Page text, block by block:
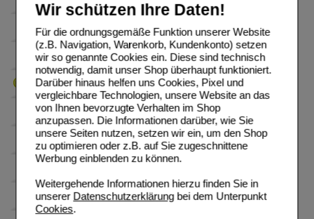
Wir schützen Ihre Daten!
Für die ordnungsgemäße Funktion unserer Website
(z.B. Navigation, Warenkorb, Kundenkonto) setzen
wir so genannte Cookies ein. Diese sind technisch
notwendig, damit unser Shop überhaupt funktioniert.
Darüber hinaus helfen uns Cookies, Pixel und
vergleichbare Technologien, unsere Website an das
von Ihnen bevorzugte Verhalten im Shop
anzupassen. Die Informationen darüber, wie Sie
unsere Seiten nutzen, setzen wir ein, um den Shop
zu optimieren oder z.B. auf Sie zugeschnittene
Werbung einblenden zu können.
Weitergehende Informationen hierzu finden Sie in
unserer Datenschutzerklärungbei dem Unterpunkt
Cookies.